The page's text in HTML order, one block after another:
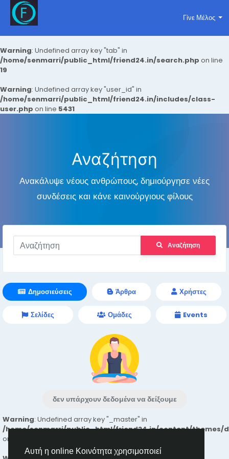
Αυτή η online Κοινότητα χρησιμοποιεί
Warning: Undefined array key "tab" in
/home/senmarri/public_html/friend24.in/search.php on line
19
Warning: Undefined array key "user_id" in
/home/senmarri/public_html/friend24.in/includes/class-
user.php on line 5431
Γίνε Μέλος
Αναζήτηση
Ανακάλυψε νέους ανθρώπους, δημιούργησε νέες
συνδέσεις και κάνε καινούργιους φίλους
Αναζήτηση
Δημοσιεύσεις Άρθρα Χρήστες
Σελίδες Ομάδες Events
δεν υπάρχουν δεδομένα να δείξουμε
Warning: Undefined array key "_master" in
/home/senmarri/public_html/friend24.in/content/themes/
on line